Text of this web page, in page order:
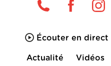
Écouter en direct
Actualité Vidéos